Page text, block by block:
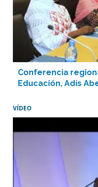
Conferencia
Educación, Adís
VÍDEO